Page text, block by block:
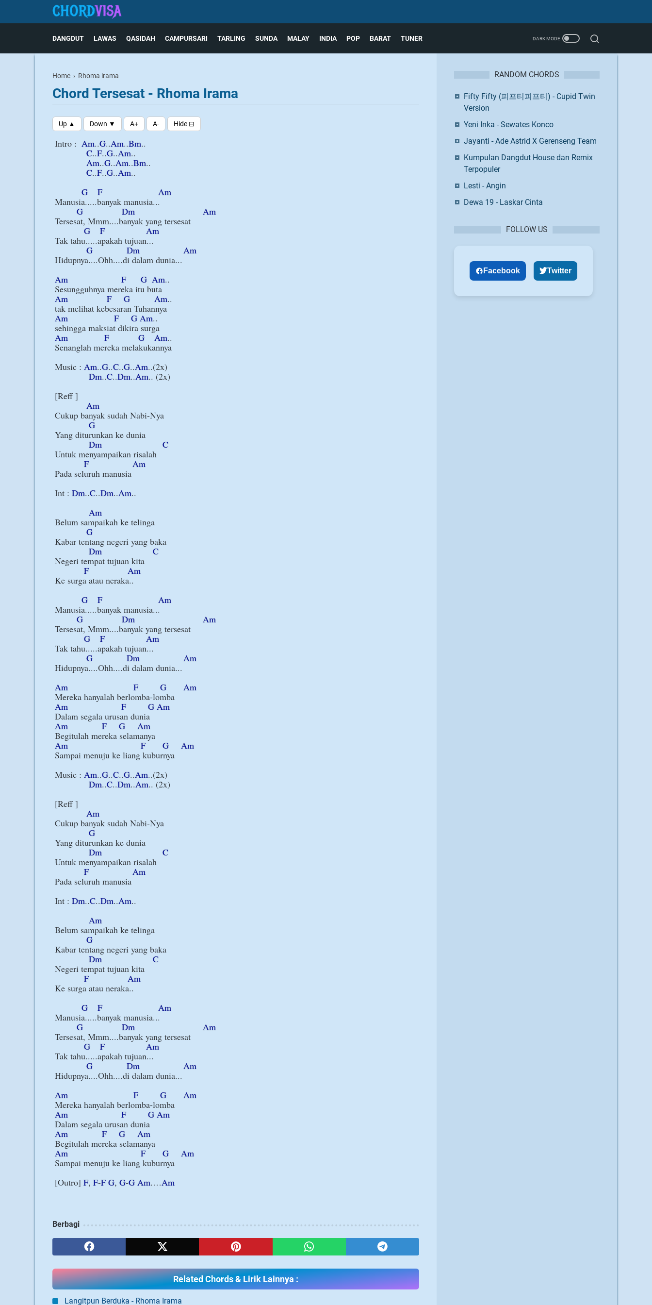
DANGDUT LAWAS QASIDAH CAMPURSARI TARLING SUNDA MALAY INDIA POP BARAT TUNER
Home › Rhoma irama
Chord Tersesat - Rhoma Irama
Intro : Am..G..Am..Bm..
C..F..G..Am..
Am..G..Am..Bm..
C..F..G..Am..
G
F
Am
Manusia.....banyak manusia...
G
Dm
Am
Tersesat, Mmm....banyak yang tersesat
G
F
Am
Tak tahu.....apakah tujuan...
G
Dm
Am
Hidupnya....Ohh....di dalam dunia...
Am
F G Am..
Am
F G Am..
Am
F G Am..
Am
F G Am..
Senanglah mereka melakukannya
Music : Am..G..C..G..Am..(2x)
Dm..C..Dm..Am.. (2x)
[Reff ]
Am
Cukup banyak sudah Nabi-Nya
G
Yang diturunkan ke dunia
Dm
C
Untuk menyampaikan risalah
F
Am
Pada seluruh manusia
Int : Dm..C..Dm..Am..
Am
Belum sampaikah ke telinga
G
Kabar tentang negeri yang baka
Dm
C
Negeri tempat tujuan kita
F
Am
Ke surga atau neraka..
G
F
Am
Manusia.....banyak manusia...
G
Dm
Am
Tersesat, Mmm....banyak yang tersesat
G
F
Am
Tak tahu.....apakah tujuan...
G
Dm
Am
Hidupnya....Ohh....di dalam dunia...
Am
F G
Am
Am
F G Am
Am
F G
Am
Am
F G
Am
Sampai menuju ke liang kuburnya
Music : Am..G..C..G..Am..(2x)
Dm..C..Dm..Am.. (2x)
[Reff ]
Am
Cukup banyak sudah Nabi-Nya
G
Yang diturunkan ke dunia
Dm
C
Untuk menyampaikan risalah
F
Am
Pada seluruh manusia
Int : Dm..C..Dm..Am..
Am
Belum sampaikah ke telinga
G
Kabar tentang negeri yang baka
Dm
C
Negeri tempat tujuan kita
F
Am
Ke surga atau neraka..
G
F
Am
Manusia.....banyak manusia...
G
Dm
Am
Tersesat, Mmm....banyak yang tersesat
G
F
Am
Tak tahu.....apakah tujuan...
G
Dm
Am
Hidupnya....Ohh....di dalam dunia...
Am
F G
Am
Am
F G Am
Am
F G
Am
Am
F G
Am
Sampai menuju ke liang kuburnya
[Outro] F, F-F G, G-G Am.…Am
Berbagi
Related Chords & Lirik Lainnya :
Langitpun Berduka - Rhoma Irama
RANDOM CHORDS
Fifty Fifty (피프티피프티) - Cupid Twin
Version
Yeni Inka - Sewates Konco
Jayanti - Ade Astrid X Gerenseng Team
Kumpulan Dangdut House dan Remix
Terpopuler
Lesti - Angin
Dewa 19 - Laskar Cinta
FOLLOW US
Facebook Twitter